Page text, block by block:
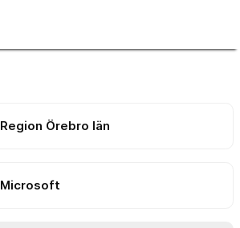
Region Örebro län
Microsoft